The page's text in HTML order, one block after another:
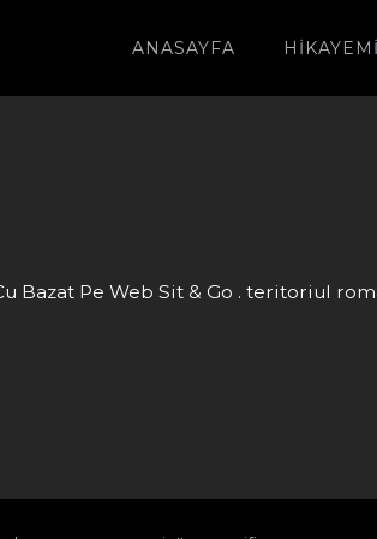
ANASAYFA
Bazat Pe Web Sit & Go . teritoriul